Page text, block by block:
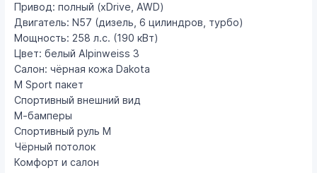
Привод: полный (xDrive, AWD)
Двигатель: N57 (дизель, 6 цилиндров, турбо)
Мощность: 258 л.с. (190 кВт)
Цвет: белый Alpinweiss 3
Салон: чёрная кожа Dakota
M Sport пакет
Спортивный внешний вид
М-бамперы
Спортивный руль М
Чёрный потолок
Комфорт и салон